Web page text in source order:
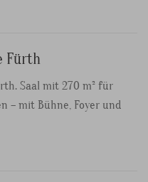
Fürth
Saal mit 270 m² für
– mit Bühne, Foyer und